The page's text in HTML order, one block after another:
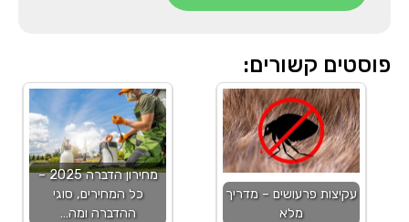
פוסטים קשורים:
עקיצות פרעושים – מדריך
מלא
מחירון הדברה 2025 –
כל המחירים, סוגי
ההדברה ומה…